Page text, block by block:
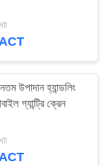
43
উপাদান হ্যান্ডলিং
গ্যান্ট্রি ক্রেন